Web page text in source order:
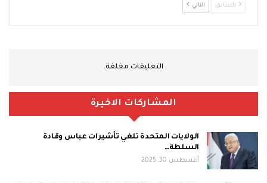
السابق التالي
التعليقات مغلقة.
المشاركات الاخيرة
الولايات المتحدة تلغي تأشيرات عباس وقادة
السلطة…
أغسطس 30, 2025